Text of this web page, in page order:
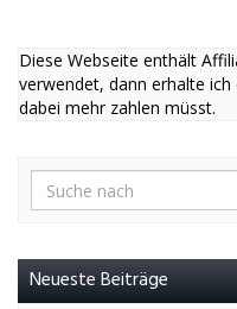
Diese Webseite enthält
verwendet, dann erhalte
dabei mehr zahlen müsst.
Neueste Beiträge